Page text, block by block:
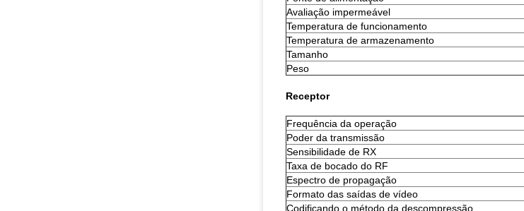
Avaliação impermeável
Temperatura de funcionamento
Temperatura de armazenamento
Tamanho
Peso
Receptor
Frequência da operação
Poder da transmissão
Sensibilidade de RX
Taxa de bocado do RF
Espectro de propagação
Formato das saídas de vídeo
Codificando o método da descompressão